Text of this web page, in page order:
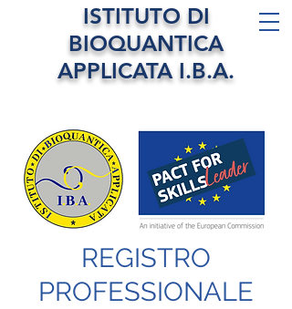
ISTITUTO DI
BIOQUANTICA
APPLICATA I.B.A.
REGISTRO
PROFESSIONALE